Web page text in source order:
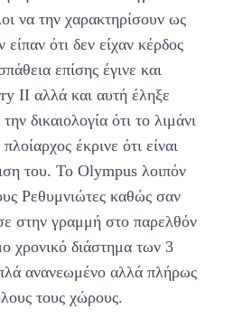
να την χαρακτηρίσουν ως
ότι δεν είχαν κέρδος
επίσης έγινε και
II αλλά και αυτή έληξε
δικαιολογία ότι το λιμάνι
έκρινε ότι είναι
του. To Olympus λοιπόν
Ρεθυμνιώτες καθώς σαν
στην γραμμή στο παρελθόν
χρονικό διάστημα των 3
ανανεωμένο αλλά πλήρως
τους χώρους.